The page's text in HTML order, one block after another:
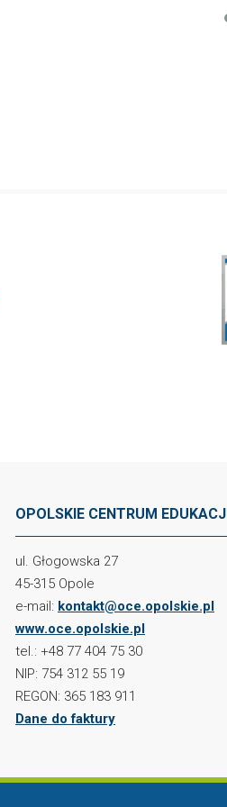
OPOLSKIE CENTRUM
ul. Głogowska 27
45-315 Opole
e-mail: kontakt@oce.opolskie.pl
www.oce.opolskie.pl
tel.: +48 77 404 75 30
NIP: 754 312 55 19
REGON: 365 183 911
Dane do faktury